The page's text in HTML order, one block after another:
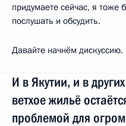
придумаете сейчас, я тоже
послушать и обсудить.
Давайте начнём
И в Якутии, и в
ветхое жильё
проблемой для